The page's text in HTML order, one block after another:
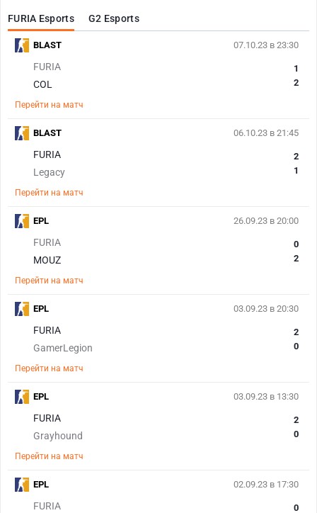
FURIA Esports G2 Esports
07.10.23 в 23:30
FURIA
COL
1
2
Перейти на матч
BLAST
06.10.23 в 21:45
FURIA
Legacy
2
1
Перейти на матч
BLAST
26.09.23 в 20:00
FURIA
MOUZ
0
2
Перейти на матч
EPL
03.09.23 в 20:30
FURIA
GamerLegion
2
0
Перейти на матч
EPL
03.09.23 в 13:30
FURIA
Grayhound
2
0
Перейти на матч
EPL
02.09.23 в 17:30
FURIA
0
EPL